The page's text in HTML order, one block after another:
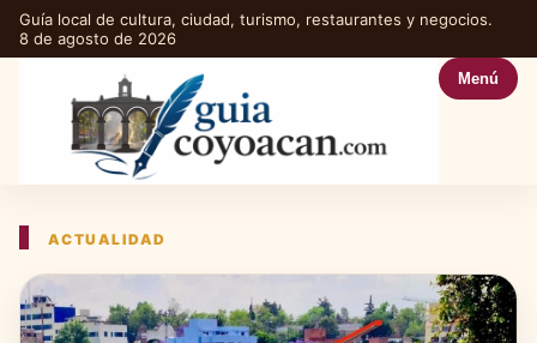
Guía local de cultura, ciudad, turismo, restaurantes y negocios.
8 de agosto de 2026
Menú
ACTUALIDAD